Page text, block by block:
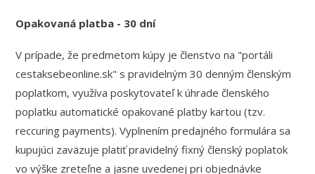
Opakovaná platba - 30 dní
V prípade, že predmetom kúpy je členstvo na "portáli
cestaksebeonline.sk" s pravidelným 30 denným členským
poplatkom, využíva poskytovateľ k úhrade členského
poplatku automatické opakované platby kartou (tzv.
reccuring payments). Vyplnením predajného formulára sa
kupujúci zaväzuje platiť pravidelný fixný členský poplatok
vo výške zreteľne a jasne uvedenej pri objednávke